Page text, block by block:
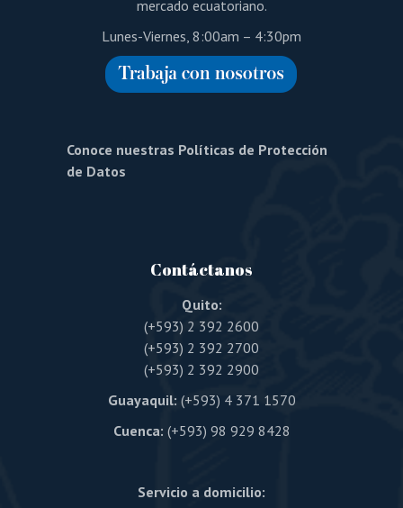
mercado ecuatoriano.
Lunes-Viernes, 8:00am – 4:30pm
Conoce nuestras Políticas de Protección
de Datos
Contáctanos
Quito:
(+593) 2 392 2600
(+593) 2 392 2700
(+593) 2 392 2900
Guayaquil: (+593) 4 371 1570
Cuenca: (+593) 98 929 8428
Servicio a domicilio: